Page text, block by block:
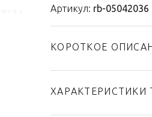
Артикул: rb-05042036
КОРОТКОЕ
ХАРАКТЕРИСТИКИ